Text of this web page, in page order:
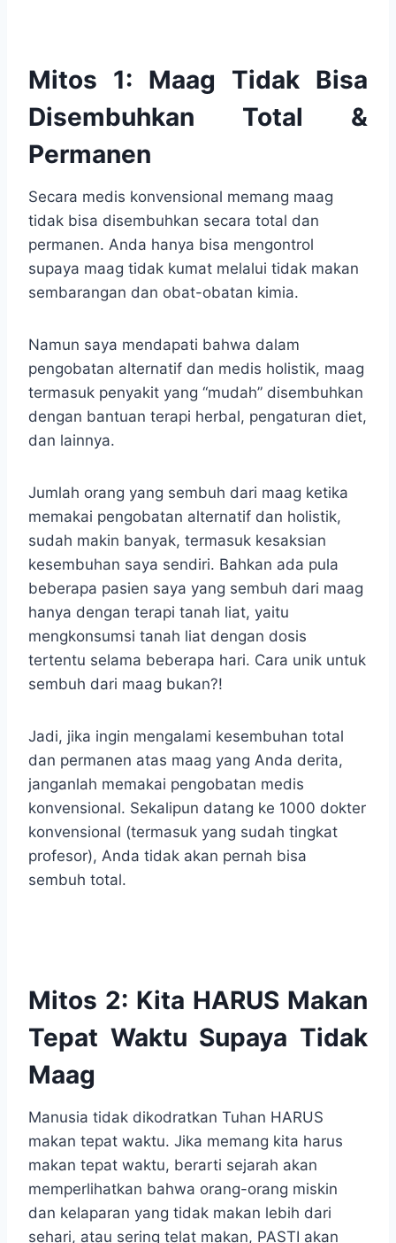
Mitos 1: Maag Tidak Bisa
Disembuhkan Total &
Permanen
Secara medis konvensional memang maag
tidak bisa disembuhkan secara total dan
permanen. Anda hanya bisa mengontrol
supaya maag tidak kumat melalui tidak makan
sembarangan dan obat-obatan kimia.
Namun saya mendapati bahwa dalam
pengobatan alternatif dan medis holistik, maag
termasuk penyakit yang “mudah” disembuhkan
dengan bantuan terapi herbal, pengaturan diet,
dan lainnya.
Jumlah orang yang sembuh dari maag ketika
memakai pengobatan alternatif dan holistik,
sudah makin banyak, termasuk kesaksian
kesembuhan saya sendiri. Bahkan ada pula
beberapa pasien saya yang sembuh dari maag
hanya dengan terapi tanah liat, yaitu
mengkonsumsi tanah liat dengan dosis
tertentu selama beberapa hari. Cara unik untuk
sembuh dari maag bukan?!
Jadi, jika ingin mengalami kesembuhan total
dan permanen atas maag yang Anda derita,
janganlah memakai pengobatan medis
konvensional. Sekalipun datang ke 1000 dokter
konvensional (termasuk yang sudah tingkat
profesor), Anda tidak akan pernah bisa
sembuh total.
Mitos 2: Kita HARUS Makan
Tepat Waktu Supaya Tidak
Maag
Manusia tidak dikodratkan Tuhan HARUS
makan tepat waktu. Jika memang kita harus
makan tepat waktu, berarti sejarah akan
memperlihatkan bahwa orang-orang miskin
dan kelaparan yang tidak makan lebih dari
sehari, atau sering telat makan, PASTI akan